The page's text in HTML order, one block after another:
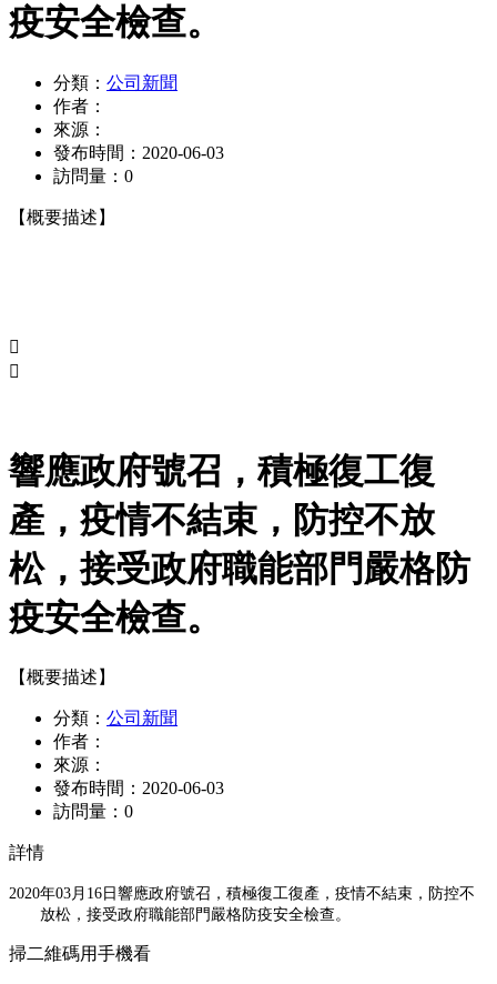
疫安全檢查。
分類： 公司新聞
作者：
來源：
發布時間： 2020-06-03
訪問量： 0
【概要描述】


響應政府號召，積極復工復
產，疫情不結束，防控不放
松，接受政府職能部門嚴格防
疫安全檢查。
【概要描述】
分類： 公司新聞
作者：
來源：
發布時間： 2020-06-03
訪問量： 0
詳情
2020年03月16日響應政府號召，積極復工復產，疫情不結束，防控不
放松，接受政府職能部門嚴格防疫安全檢查。
掃二維碼用手機看